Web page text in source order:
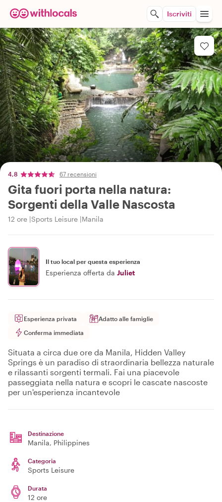
Iscriviti
4,8 67 recensioni
Gita fuori porta nella natura:
Sorgenti della Valle Nascosta
12 ore Sports Leisure Manila
Il tuo local per questa esperienza
Esperienza offerta da Juliet
Esperienza privata
Adatto alle famiglie
Conferma immediata
Situata a circa due ore da Manila, Hidden Valley
Springs è un paradiso di straordinaria bellezza naturale
e rilassanti sorgenti termali. Fai una piacevole
passeggiata nella natura e scopri le cascate nascoste
per un'esperienza incantevole
Destinazione
Manila, Philippines
Categoria
Sports Leisure
Durata
12 ore